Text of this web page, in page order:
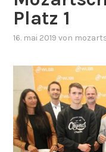
Platz 1
16. mai 2019 von